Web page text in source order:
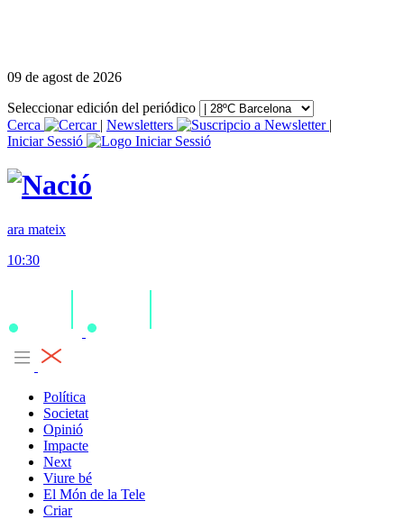
09 de agost de 2026
Seleccionar edición del periódico
Cerca
| Newsletters
|
Iniciar Sessió
ara mateix
10:30
Política
Societat
Opinió
Impacte
Next
Viure bé
El Món de la Tele
Criar